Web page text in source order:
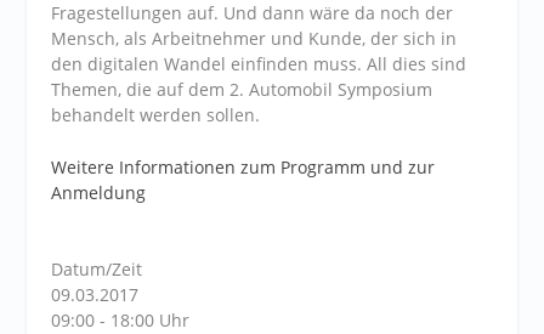
Fragestellungen auf. Und dann wäre da noch der
Mensch, als Arbeitnehmer und Kunde, der sich in
den digitalen Wandel einfinden muss. All dies sind
Themen, die auf dem 2. Automobil Symposium
behandelt werden sollen.
Weitere Informationen zum Programm und zur
Anmeldung
Datum/Zeit
09.03.2017
09:00 - 18:00 Uhr